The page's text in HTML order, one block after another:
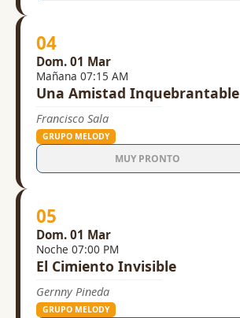
04
Dom. 01 Mar
Mañana 07:15 AM
Una Amistad Inquebrantable
Francisco Sala
GRUPO MELODY
MUY PRONTO
05
Dom. 01 Mar
Noche 07:00 PM
El Cimiento Invisible
Gernny Pineda
GRUPO MELODY